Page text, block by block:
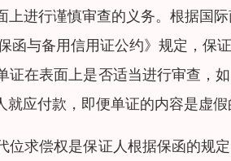
进行谨慎审查的义务。根据国
函与备用信用证公约》规定，保
证在表面上是否适当进行审查，
应付款，即便单证的内容是虚假
位求偿权是保证人根据保函的规